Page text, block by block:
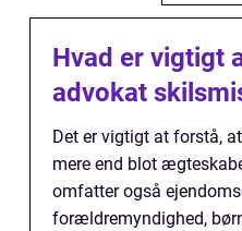
Hvad er vigtigt
advokat
Det er vigtigt at forstå,
mere end blot
omfatter også
forældremyndighed,